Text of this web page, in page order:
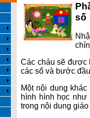
số
Các cháu sẽ được
các số và bước
Một nội dung
hình hình học như
trong nội dung giáo